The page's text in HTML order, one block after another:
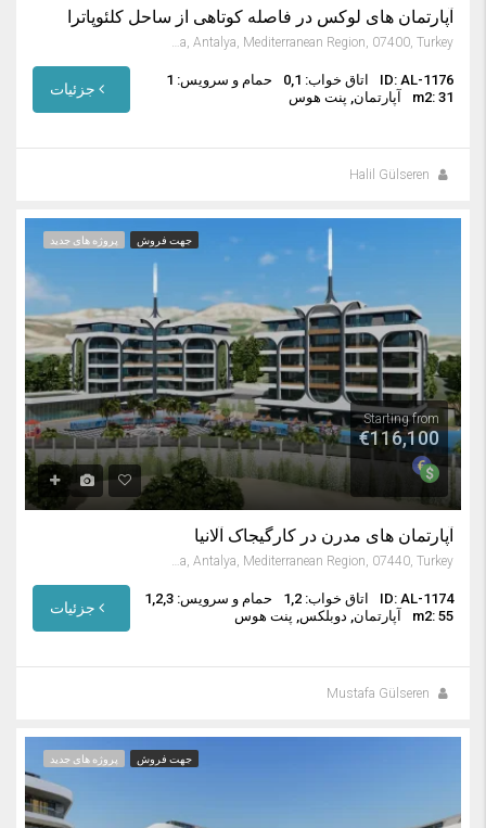
آپارتمان های لوکس در فاصله کوتاهی از ساحل کلئوپاترا
Saray Mahallesi, Alanya, Antalya, Mediterranean Region, 07400, Turkey
ID: AL-1176 اتاق خواب: 0,1
حمام و سرویس: 1
m2: 31
آپارتمان, پنت هوس
Halil Gülseren
جهت فروش پروژه های جدید
Starting from
€116,100
آپارتمان های مدرن در کارگیجاک آلانیا
Kargıcak, Alanya, Antalya, Mediterranean Region, 07440, Turkey
ID: AL-1174 اتاق خواب: 1,2
حمام و سرویس: 1,2,3
m2: 55
آپارتمان, دوبلکس, پنت هوس
Mustafa Gülseren
جهت فروش پروژه های جدید